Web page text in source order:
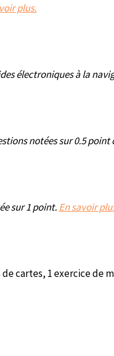
plus.
électroniques à la
notées sur 0.5 point
sur 1 point.En savoir
cartes, 1 exercice de